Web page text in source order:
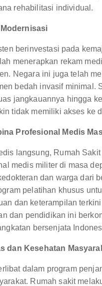
rehabilitasi individual.
berinvestasi pada
menerapkan rekam
Negara ini juga telah
bedah invasif minimal.
jangkauannya hingga
tidak memiliki akses ke
Profesional Medis
langsung, Rumah
medis militer di masa
dan warga dari
pelatihan khusus
dan keterampilan
dan pendidikan ini
bersenjata
dan Kesehatan
dalam program
Rumah sakit